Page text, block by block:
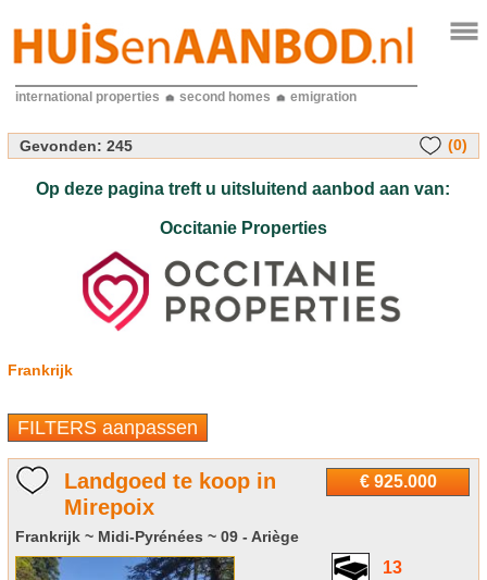
international properties second homes emigration
Gevonden: 245 (0)
Op deze pagina treft u uitsluitend aanbod aan van:
Occitanie Properties
Frankrijk
FILTERS aanpassen
€ 925.000
Landgoed te koop in
Mirepoix
Frankrijk ~ Midi-Pyrénées ~ 09 - Ariège
13